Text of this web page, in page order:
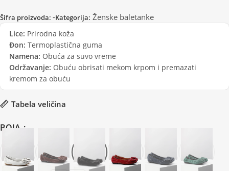
Šifra proizvoda: -Kategorija: Ženske baletanke
Lice: Prirodna koža
Đon: Termoplastična guma
Namena: Obuća za suvo vreme
Održavanje: Obuću obrisati mekom krpom i premazati
kremom za obuću
Tabela veličina
BOJA